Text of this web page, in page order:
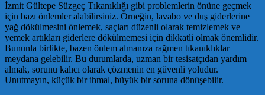
İzmit Gültepe Süzgeç Tıkanıklığı gibi problemlerin önüne geçmek
için bazı önlemler alabilirsiniz. Örneğin, lavabo ve duş giderlerine
yağ dökülmesini önlemek, saçları düzenli olarak temizlemek ve
yemek artıkları giderlere dökülmemesi için dikkatli olmak önemlidir.
Bununla birlikte, bazen önlem almanıza rağmen tıkanıklıklar
meydana gelebilir. Bu durumlarda, uzman bir tesisatçıdan yardım
almak, sorunu kalıcı olarak çözmenin en güvenli yoludur.
Unutmayın, küçük bir ihmal, büyük bir soruna dönüşebilir.